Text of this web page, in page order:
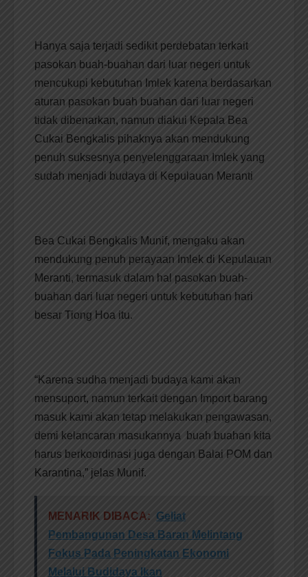
Hanya saja terjadi sedikit perdebatan terkait
pasokan buah-buahan dari luar negeri untuk
mencukupi kebutuhan Imlek karena berdasarkan
aturan pasokan buah buahan dari luar negeri
tidak dibenarkan, namun diakui Kepala Bea
Cukai Bengkalis pihaknya akan mendukung
penuh suksesnya penyelenggaraan Imlek yang
sudah menjadi budaya di Kepulauan Meranti
Bea Cukai Bengkalis Munif, mengaku akan
mendukung penuh perayaan Imlek di Kepulauan
Meranti, termasuk dalam hal pasokan buah-
buahan dari luar negeri untuk kebutuhan hari
besar Tiong Hoa itu.
“Karena sudha menjadi budaya kami akan
mensuport, namun terkait dengan Import barang
masuk kami akan tetap melakukan pengawasan,
demi kelancaran masukannya buah buahan kita
harus berkoordinasi juga dengan Balai POM dan
Karantina,” jelas Munif.
MENARIK DIBACA: Geliat
Pembangunan Desa Baran Melintang
Fokus Pada Peningkatan Ekonomi
Melalui Budidaya Ikan